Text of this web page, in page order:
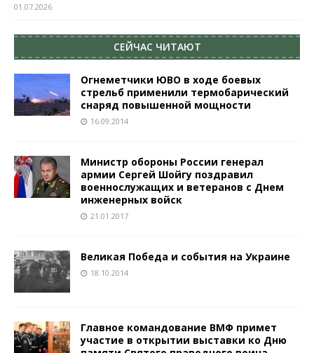
01.07.2026
СЕЙЧАС ЧИТАЮТ
Огнеметчики ЮВО в ходе боевых
стрельб применили термобарический
снаряд повышенной мощности
16.09.2014
Министр обороны России генерал
армии Сергей Шойгу поздравил
военнослужащих и ветеранов с Днем
инженерных войск
21.01.2017
Великая Победа и события на Украине
18.10.2014
Главное командование ВМФ примет
участие в открытии выставки ко Дню